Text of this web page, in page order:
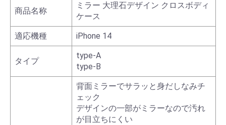
商品名称
ミラー 大理石デザイン クロスボディ
ケース
適応機種 iPhone 14
タイプ
type-A
type-B
背面ミラーでサラッと身だしなみチ
ェック
デザインの一部がミラーなので汚れ
が目立ちにくい